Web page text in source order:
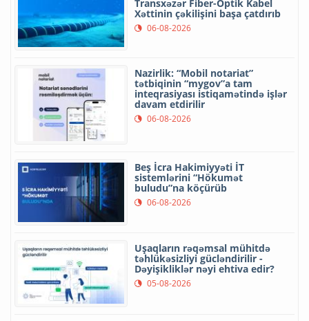
Transxəzər Fiber-Optik Kabel
Xəttinin çəkilişini başa çatdırıb
06-08-2026
Nazirlik: “Mobil notariat”
tətbiqinin “mygov”a tam
inteqrasiyası istiqamətində işlər
davam etdirilir
06-08-2026
Beş İcra Hakimiyyəti İT
sistemlərini “Hökumət
buludu”na köçürüb
06-08-2026
Uşaqların rəqəmsal mühitdə
təhlükəsizliyi gücləndirilir -
Dəyişikliklər nəyi ehtiva edir?
05-08-2026